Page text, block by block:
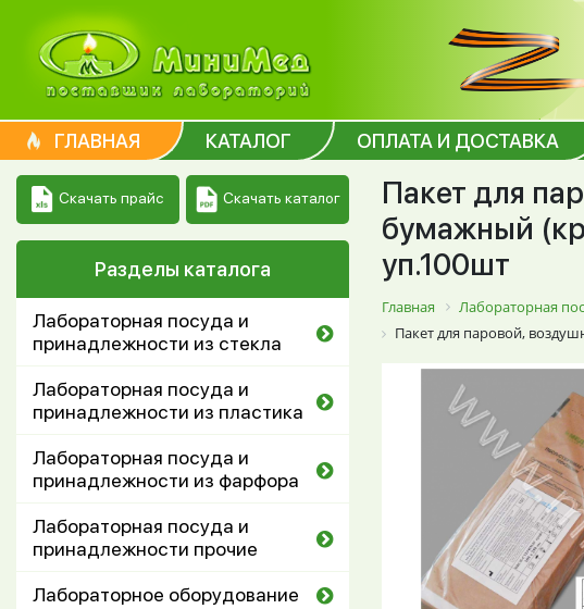
ГЛАВНАЯ КАТАЛОГ ОПЛАТА И ДОСТАВКА
Скачать прайс Скачать каталог
Разделы каталога
Лабораторная посуда и
принадлежности из стекла
Лабораторная посуда и
принадлежности из пластика
Лабораторная посуда и
принадлежности из фарфора
Лабораторная посуда и
принадлежности прочие
Лабораторное оборудование
Пакет для
бумажный
уп.100шт
Главная Лабораторная
Пакет для паровой,